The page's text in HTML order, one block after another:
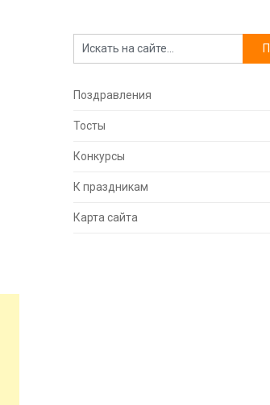
Поздравления
Тосты
Конкурсы
К праздникам
Карта сайта